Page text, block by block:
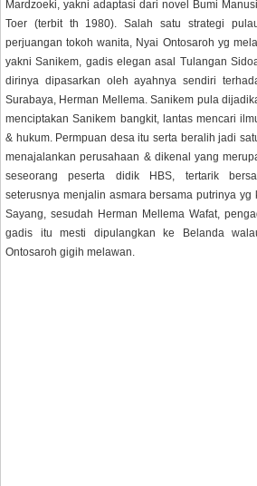
Mardzoeki, yakni adaptasi dari novel Bumi
Toer (terbit th 1980). Salah satu strategi
perjuangan tokoh wanita, Nyai Ontosaroh yg
yakni Sanikem, gadis elegan asal Tulangan
dirinya dipasarkan oleh ayahnya sendiri
Surabaya, Herman Mellema. Sanikem pula
menciptakan Sanikem bangkit, lantas mencari
& hukum. Permpuan desa itu serta beralih jadi
menajalankan perusahaan & dikenal yang
seseorang peserta didik HBS, tertarik
seterusnya menjalin asmara bersama putrinya yg
Sayang, sesudah Herman Mellema Wafat,
gadis itu mesti dipulangkan ke Belanda
Ontosaroh gigih melawan.